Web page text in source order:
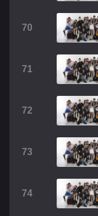
70
71
72
73
74